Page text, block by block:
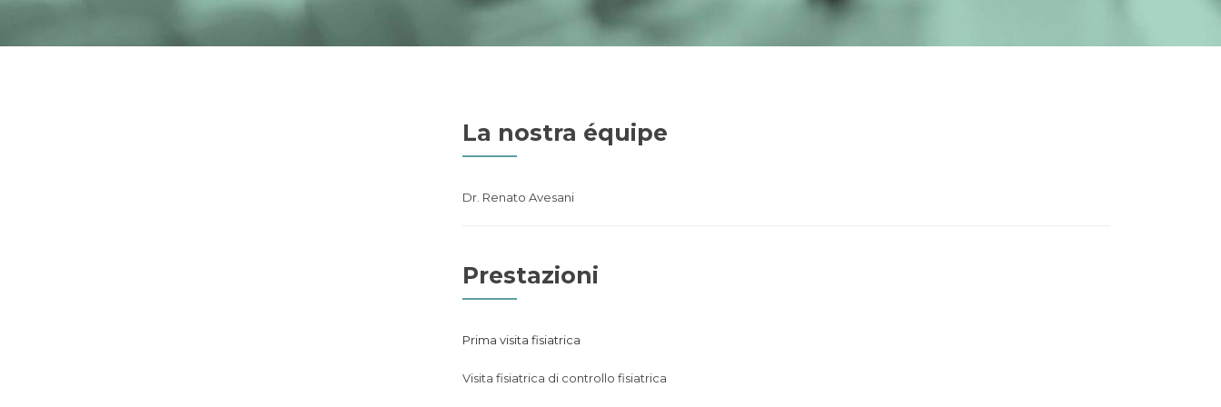
La nostra équipe
Dr. Renato Avesani
Prestazioni
Prima visita fisiatrica
Visita fisiatrica di controllo fisiatrica